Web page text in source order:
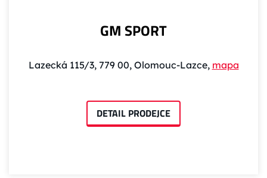
GM SPORT
Lazecká 115/3, 779 00, Olomouc-Lazce, mapa
DETAIL PRODEJCE